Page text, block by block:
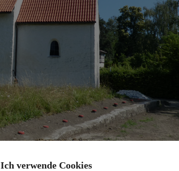
Ich verwende Cookies